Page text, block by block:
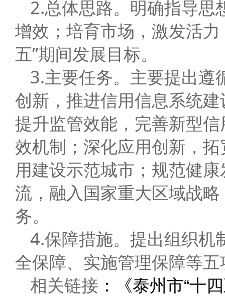
2.总体思路。明确指导思
增效；培育市场，激发活
五”期间发展目标。
3.主要任务。主要提出遵
创新，推进信用信息系统
提升监管效能，完善新型
效机制；深化应用创新，
用建设示范城市；规范健
流，融入国家重大区域战
务。
4.保障措施。提出组织机
全保障、实施管理保障等
相关链接 ：《泰州市“十